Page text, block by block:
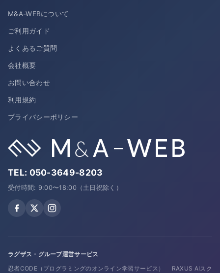
M&A-WEBについて
ご利用ガイド
よくあるご質問
会社概要
お問い合わせ
利用規約
プライバシーポリシー
TEL: 050-3649-8203
受付時間: 9:00〜18:00（土日祝除く）
ラグザス・グループ運営サービス
忍者CODE（プログラミングのオンライン学習サービス）
RAXUS AIスク